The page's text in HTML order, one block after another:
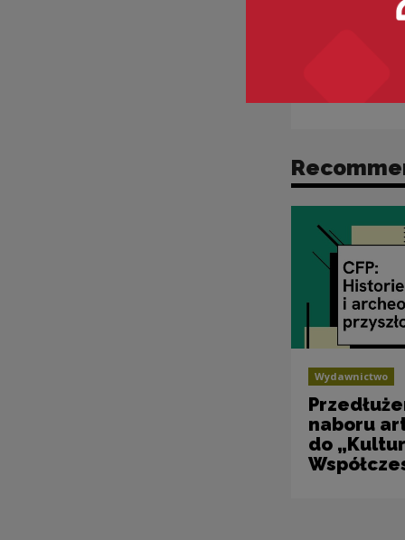
Wydawnictwo
naboru
do